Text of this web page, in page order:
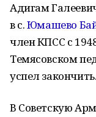
Адигам
в с.Юмашево
член КПСС с
Темясовском
успел закончить.
В Советскую